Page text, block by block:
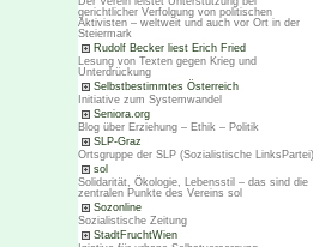
gerichtlicher Verfolgung von politischen
Aktivisten – weltweit und auch vor Ort in der
Steiermark
Rudolf Becker liest Erich Fried
Lesung von Texten gegen Krieg und
Unterdrückung
Selbstbestimmtes Österreich
Initiative zum Systemwandel
Seniora.org
Blog über Erziehung – Ethik – Politik
SLP-Graz
Ortsgruppe der SLP (Sozialistische LinksPartei)
sol
Solidarität, Ökologie, Lebensstil – das sind die
zentralen Punkte des Vereins sol
Sozonline
Sozialistische Zeitung
StadtFruchtWien